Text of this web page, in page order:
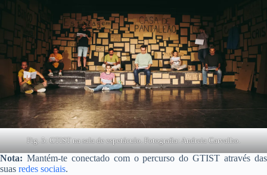
Fig. 5: GTIST na sala de espetáculo. Fotografia: Andreia Carvalho.
Nota: Mantém-te conectado com o percurso do GTIST através das
suas redes sociais.